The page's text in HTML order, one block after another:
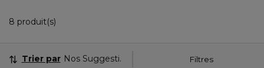
8 produit(s)
Filtres
Trier par Nos Suggestions